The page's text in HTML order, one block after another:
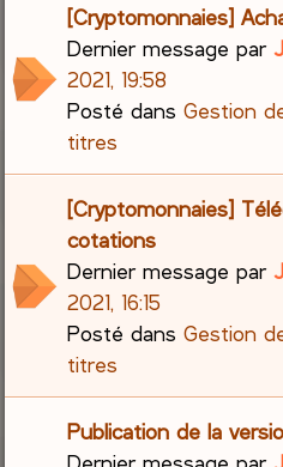
[Cryptomonnaies]
Dernier message par
2021, 19:58
Posté dansGestion
titres
[Cryptomonnaies]
cotations
Dernier message par
2021, 16:15
Posté dansGestion
titres
Publication de la